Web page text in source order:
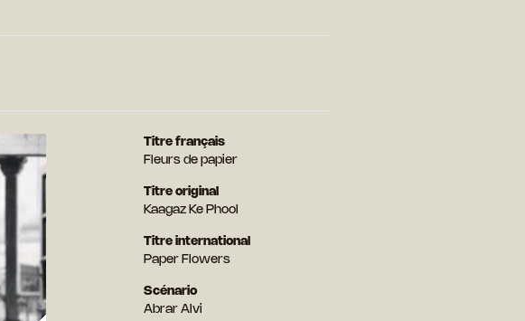
Titre français
Fleurs de papier
Titre original
Kaagaz Ke Phool
Titre international
Paper Flowers
Scénario
Abrar Alvi